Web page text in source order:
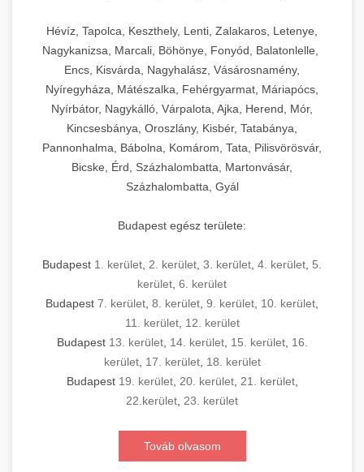
Hévíz, Tapolca, Keszthely, Lenti, Zalakaros, Letenye,
Nagykanizsa, Marcali, Böhönye, Fonyód, Balatonlelle,
Encs, Kisvárda, Nagyhalász, Vásárosnamény,
Nyíregyháza, Mátészalka, Fehérgyarmat, Máriapócs,
Nyírbátor, Nagykálló, Várpalota, Ajka, Herend, Mór,
Kincsesbánya, Oroszlány, Kisbér, Tatabánya,
Pannonhalma, Bábolna, Komárom, Tata, Pilisvörösvár,
Bicske, Érd, Százhalombatta, Martonvásár,
Százhalombatta, Gyál
Budapest egész területe:
Budapest 1. kerület, 2. kerület, 3. kerület, 4. kerület, 5.
kerület, 6. kerület
Budapest 7. kerület, 8. kerület, 9. kerület, 10. kerület,
11. kerület, 12. kerület
Budapest 13. kerület, 14. kerület, 15. kerület, 16.
kerület, 17. kerület, 18. kerület
Budapest 19. kerület, 20. kerület, 21. kerület,
22.kerület, 23. kerület
Továb olvasom